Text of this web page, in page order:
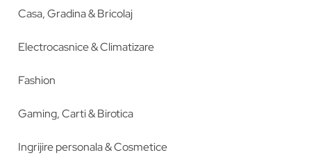
Casa, Gradina & Bricolaj
Electrocasnice & Climatizare
Fashion
Gaming, Carti & Birotica
Ingrijire personala & Cosmetice